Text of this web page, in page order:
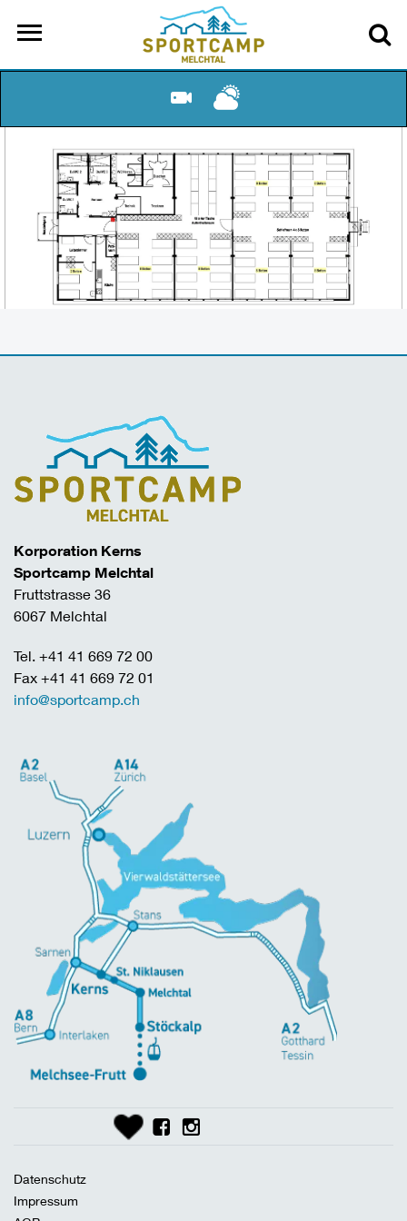
Korporation Kerns
Sportcamp Melchtal
Fruttstrasse 36
6067 Melchtal
Tel. +41 41 669 72 00
Fax +41 41 669 72 01
info@sportcamp.ch
Datenschutz
Impressum